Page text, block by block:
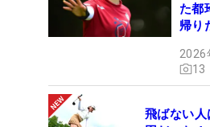
た都
帰り
2026
13
飛ばない